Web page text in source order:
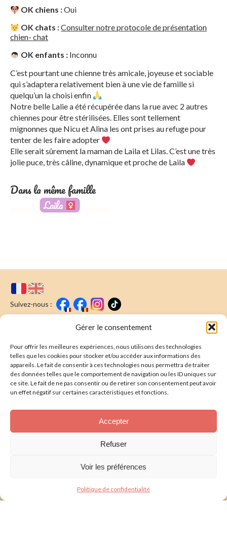
Gérer le consentement
Pour offrir les meilleures expériences, nous utilisons des technologies
telles que les cookies pour stocker et/ou accéder aux informations des
appareils. Le fait de consentir à ces technologies nous permettra de traiter
des données telles que le comportement de navigation ou les ID uniques sur
ce site. Le fait de ne pas consentir ou de retirer son consentement peut avoir
un effet négatif sur certaines caractéristiques et fonctions.
Accepter
Refuser
Voir les préférences
Politique de confidentialité
OK chiens :Oui
OK chats :Consulter notre protocole de présentation
chien- chat
OK enfants : Inconnu
C’est pourtant une chienne très amicale, joyeuse et sociable
qui s’adaptera relativement bien à une vie de famille si
quelqu’un la choisi enfin
Notre belle Lalie a été récupérée dans la rue avec 2 autres
chiennes pour être stérilisées. Elles sont tellement
mignonnes que Nicu et Alina les ont prises au refuge pour
tenter de les faire adopter
Elle serait sûrement la maman de Laila et Lilas. C’est une très
jolie puce, très câline, dynamique et proche de Laila
Dans la même famille
Laila
Suivez-nous :
Nous écrire
Newsletter
E-mail* : Souscrire
J'ai lu & j'accepte lapolitique de confidentalité